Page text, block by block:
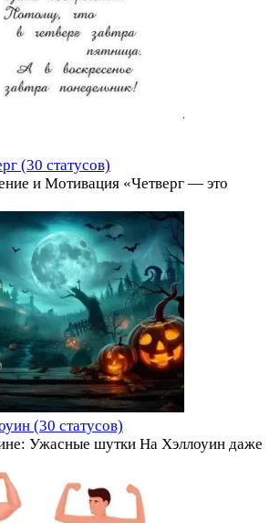
(30 статусов)
и Мотивация «Четверг — это
(30 статусов)
Ужасные шутки На Хэллоуин даже